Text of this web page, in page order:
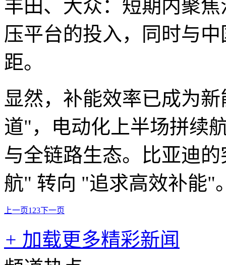
丰田、大众：短期内聚
压平台的投入，同时与
距。
显然，补能效率已成为
道"，电动化上半场拼续
与全链路生态。比亚迪
航" 转向 "追求高效补能"
上一页1 23下一页
+ 加载更多精彩新闻